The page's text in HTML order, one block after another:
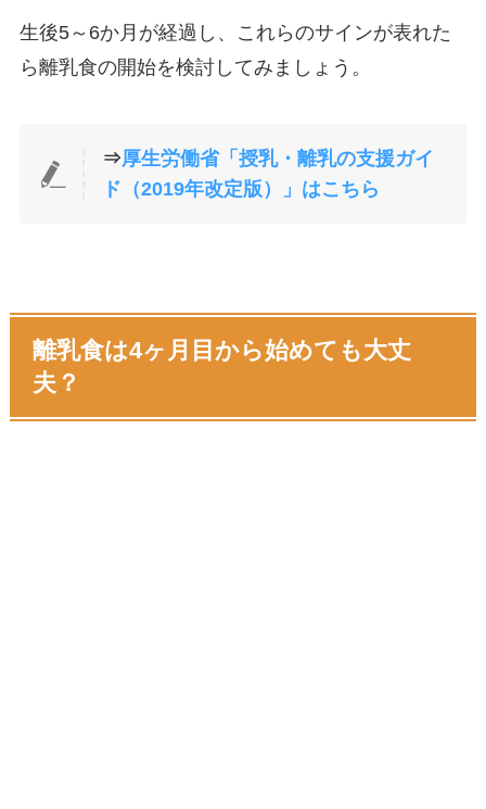
生後5～6か月が経過し、これらのサインが表れた
ら離乳食の開始を検討してみましょう。
⇒厚生労働省「授乳・離乳の支援ガイ
ド（2019年改定版）」はこちら
離乳食は4ヶ月目から始めても大丈
夫？